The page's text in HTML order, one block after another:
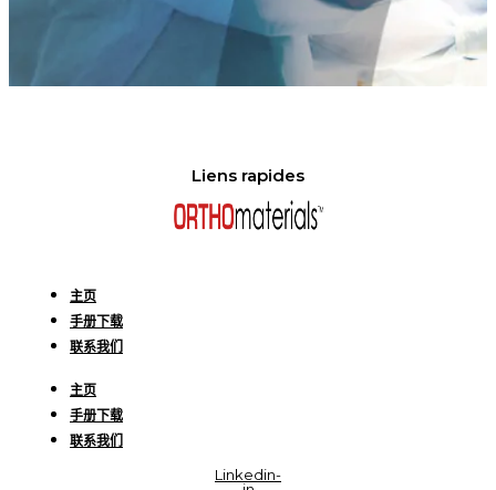
Liens rapides
主页
手册下载
联系我们
主页
手册下载
联系我们
Linkedin-